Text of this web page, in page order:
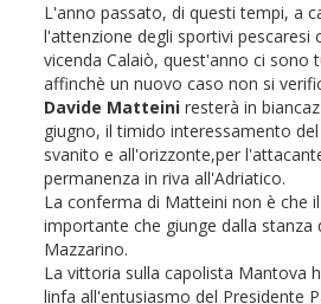
L'anno passato, di questi tempi, a
l'attenzione degli sportivi pescaresi
vicenda Calaiò, quest'anno ci sono
affinchè un nuovo caso non si
Davide Matteini resterà in
giugno, il timido interessamento
svanito e all'orizzonte,per
permanenza in riva all'Adriatico.
La conferma di Matteini non è che
importante che giunge dalla stanza
Mazzarino.
La vittoria sulla capolista Mantova
linfa all'entusiasmo del Presidente